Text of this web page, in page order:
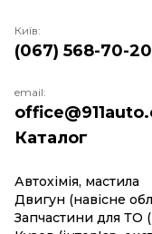
Каталог
Автохімія, мастила
Двигун (навісне
Запчастини для ТО
Київ:
(067) 568-70-20
email: